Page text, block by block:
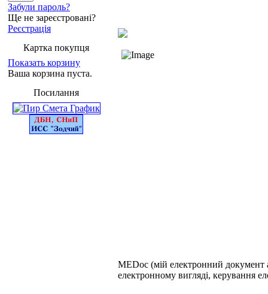
Забули пароль?
Ще не зареєстровані?
Реєстрація
Картка покупця
Показать корзину
Ваша корзина пуста.
Посилання
MEDoc (мій електронний документ
електронному вигляді, керування